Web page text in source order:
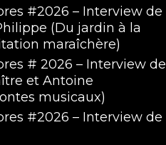
#2026 – Interview de
(Du jardin à la
maraîchère)
# 2026 – Interview de
et Antoine
musicaux)
#2026 – Interview de